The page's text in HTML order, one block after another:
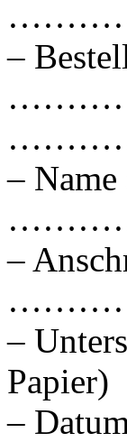
–
– Name
–
–
Papier)
–